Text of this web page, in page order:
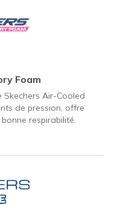
Foam
Skechers Air-Cooled
de pression, offre
respirabilité.